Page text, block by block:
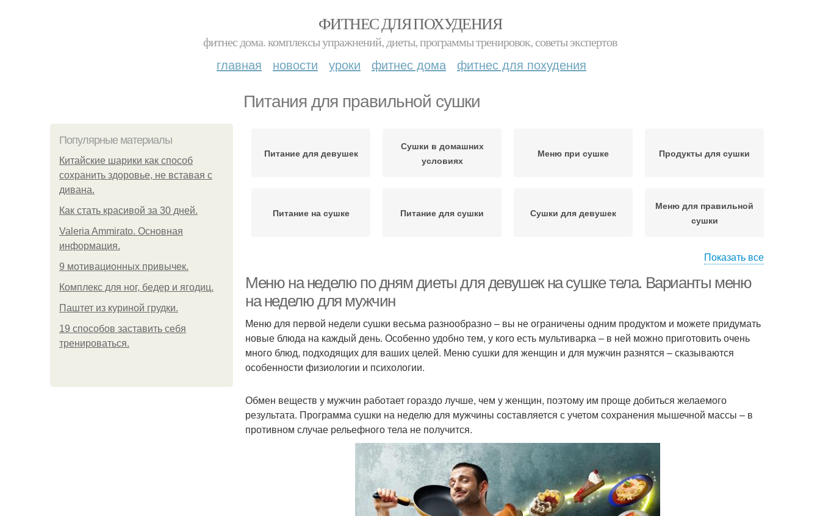
ФИТНЕС ДЛЯ ПОХУДЕНИЯ
фитнес дома. комплексы упражнений, диеты, программы тренировок, советы экспертов
главная новости уроки фитнес дома фитнес для похудения
Питания для правильной сушки
Популярные материалы
Китайские шарики как способ
сохранить здоровье, не вставая с
дивана.
Как стать красивой за 30 дней.
Valeria Ammirato. Основная
информация.
9 мотивационных привычек.
Комплекс для ног, бедер и ягодиц.
Паштет из куриной грудки.
19 способов заставить себя
тренироваться.
Питание для девушек
Сушки в домашних
условиях
Меню при сушке Продукты для сушки
Питание на сушке Питание для сушки Сушки для девушек
Меню для правильной
сушки
Показать все
Меню на неделю по дням диеты для девушек на сушке тела. Варианты меню
на неделю для мужчин
Меню для первой недели сушки весьма разнообразно – вы не ограничены одним продуктом и можете придумать
новые блюда на каждый день. Особенно удобно тем, у кого есть мультиварка – в ней можно приготовить очень
много блюд, подходящих для ваших целей. Меню сушки для женщин и для мужчин разнятся – сказываются
особенности физиологии и психологии.
Обмен веществ у мужчин работает гораздо лучше, чем у женщин, поэтому им проще добиться желаемого
результата. Программа сушки на неделю для мужчины составляется с учетом сохранения мышечной массы – в
противном случае рельефного тела не получится.